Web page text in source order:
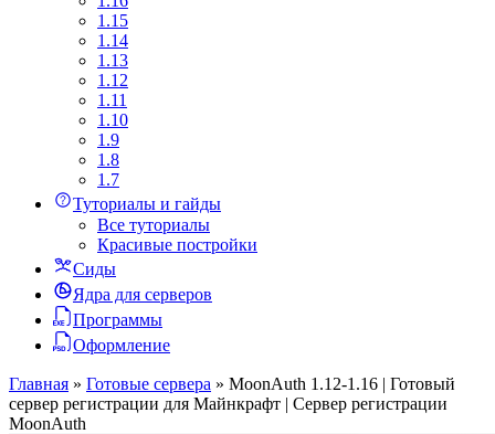
1.15
1.14
1.13
1.12
1.11
1.10
1.9
1.8
1.7
Туториалы и гайды
Все туториалы
Красивые постройки
Сиды
Ядра для серверов
Программы
Оформление
Главная » Готовые сервера » MoonAuth 1.12-1.16 | Готовый
сервер регистрации для Майнкрафт | Сервер регистрации
MoonAuth